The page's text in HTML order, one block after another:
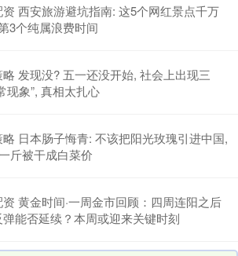
西安旅游避坑指南: 这5个网红景点千万
3个纯属浪费时间
略 发现没? 五一还没开始, 社会上出现三
现象”, 真相太扎心
日本肠子悔青: 不该把阳光玫瑰引进中国,
斤被干成白菜价
黄金时间·一周金市回顾：四周连阳之后
能否延续？本周或迎来关键时刻